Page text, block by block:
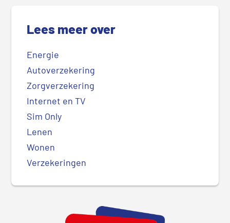
Lees meer over
Energie
Autoverzekering
Zorgverzekering
Internet en TV
Sim Only
Lenen
Wonen
Verzekeringen